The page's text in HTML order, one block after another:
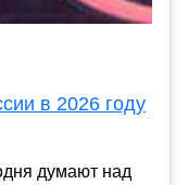
в 2026 году
думают над